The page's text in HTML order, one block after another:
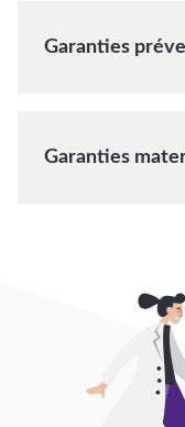
Garanties
Garanties